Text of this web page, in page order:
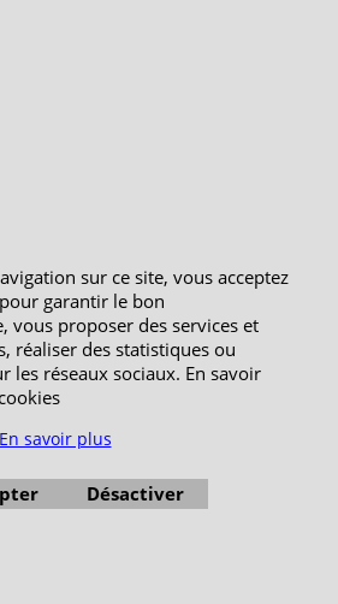
sur ce site, vous acceptez
garantir le bon
vous proposer des services et
réaliser des statistiques ou
les réseaux sociaux. En savoir
En savoir plus
Désactiver